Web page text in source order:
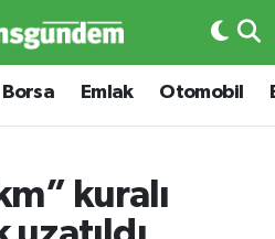
Borsa Emlak Otomobil
kuralı